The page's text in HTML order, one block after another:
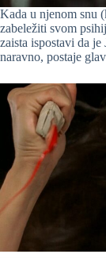
Kada u njenom snu
zabeležiti svom
zaista ispostavi da
naravno, postaje